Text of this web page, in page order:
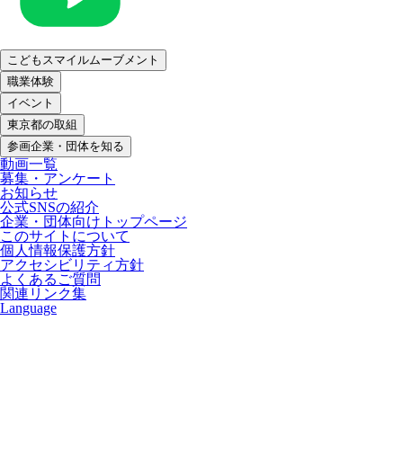
こどもスマイルムーブメント
職業体験
イベント
東京都の取組
参画企業・団体を知る
動画一覧
募集・アンケート
お知らせ
公式SNSの紹介
企業・団体向けトップページ
このサイトについて
個人情報保護方針
アクセシビリティ方針
よくあるご質問
関連リンク集
Language